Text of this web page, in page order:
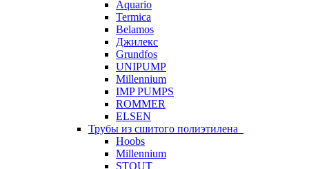
Aquario
Termica
Belamos
Джилекс
Grundfos
UNIPUMP
Millennium
IMP PUMPS
ROMMER
ELSEN
Трубы из сшитого полиэтилена
Hoobs
Millennium
STOUT